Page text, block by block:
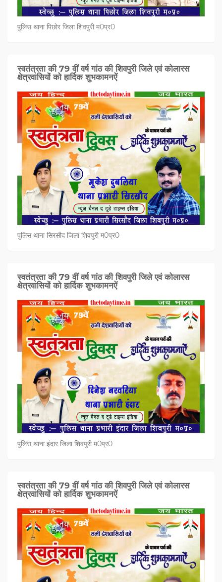
पुलिस थाना पिछोर जिला शिवपुरी म0प्र0
स्वतंत्रता की 79 वीं वर्ष गांठ की शिवपुरी जिले एवं कोलारस
क्षेत्रवासियों को हार्दिक शुभकामनऐं
पुलिस थाना सिरसौद जिला शिवपुरी म0प्र0
स्वतंत्रता की 79 वीं वर्ष गांठ की शिवपुरी जिले एवं कोलारस
क्षेत्रवासियों को हार्दिक शुभकामनऐं
पुलिस थाना इंदार जिला शिवपुरी म0प्र0
स्वतंत्रता की 79 वीं वर्ष गांठ की शिवपुरी जिले एवं कोलारस
क्षेत्रवासियों को हार्दिक शुभकामनऐं